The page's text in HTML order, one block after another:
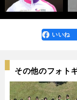
faceboo
k
いいね
その他のフォト